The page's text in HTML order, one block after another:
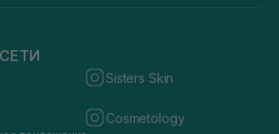
Sisters Skin
Cosmetology